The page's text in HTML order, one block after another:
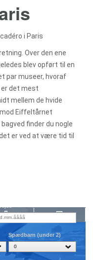
i Paris
Over den ene
blev opført til en
par museer, hvoraf
er det mest
mellem de hvide
Eiffeltårnet
finder du nogle
er ved at være tid til